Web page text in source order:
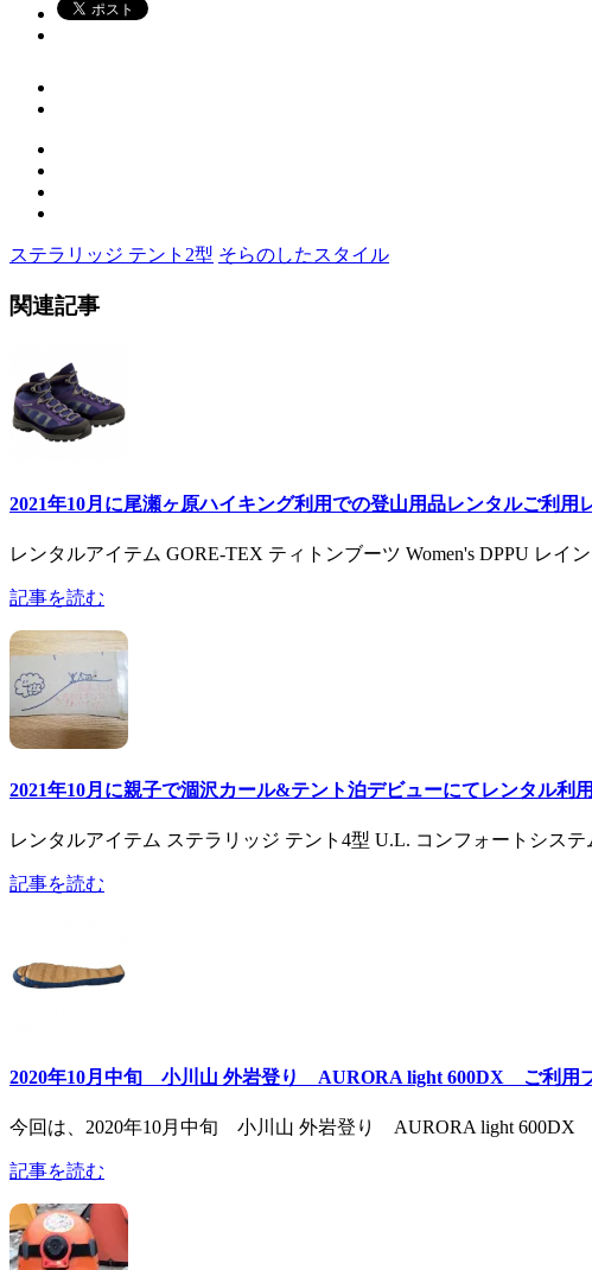
ステラリッジ テント2型 そらのしたスタイル
関連記事
2021年10月に尾瀬ヶ原ハイキング利用での登山用品レンタルご利用
レンタルアイテム GORE-TEX ティトンブーツ Women's DPPU レ
記事を読む
2021年10月に親子で涸沢カール&テント泊デビューにてレンタル利
レンタルアイテム ステラリッジ テント4型 U.L. コンフォートシス
記事を読む
2020年10月中旬 小川山 外岩登り AURORA light 600DX ご利用
今回は、2020年10月中旬 小川山 外岩登り AURORA light 600DX
記事を読む